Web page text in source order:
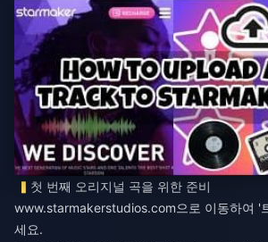
첫 번째 오리지널 곡을 위한 준비
www.starmakerstudios.com으로 이동하여 '
세요.